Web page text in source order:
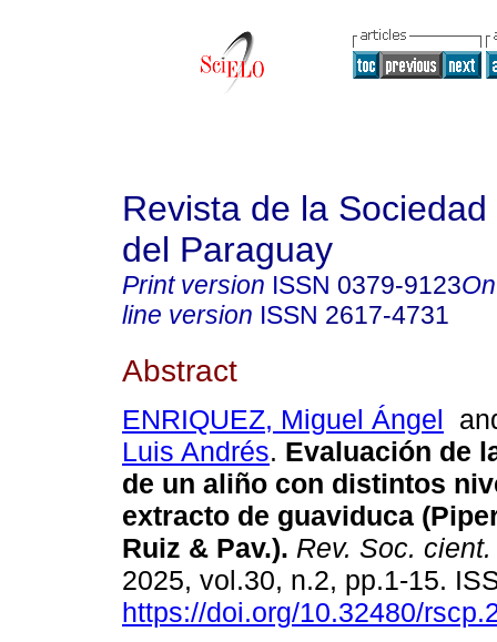
Revista de la
del Paraguay
Print version ISSN 0379-9123
line version ISSN 2617-4731
Abstract
ENRIQUEZ, Miguel Ángel
Luis Andrés. Evaluación de
de un aliño con distintos
extracto de guaviduca
Ruiz & Pav.). Rev. Soc.
2025, vol.30, n.2, pp.1-15.
https://doi.org/10.32480/